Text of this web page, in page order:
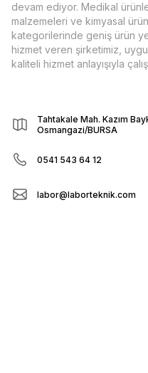
devam ediyor. Medikal
malzemeleri ve kimyasal
kategorilerinde geniş ürün
hizmet veren şirketimiz,
kaliteli hizmet anlayışıyla
Tahtakale Mah. Kazım
Osmangazi/BURSA
0541 543 64 12
labor@laborteknik.com